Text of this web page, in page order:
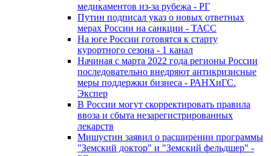
медикаментов из-за рубежа - РГ
Путин подписал указ о новых ответных
мерах России на санкции - ТАСС
На юге России готовятся к старту
курортного сезона - 1 канал
Начиная с марта 2022 года регионы России
последовательно внедряют антикризисные
меры поддержки бизнеса - РАНХиГС.
Экспер
В России могут скорректировать правила
ввоза и сбыта незарегистрированных
лекарств
Мишустин заявил о расширении программы
"Земский доктор" и "Земский фельдшер" -